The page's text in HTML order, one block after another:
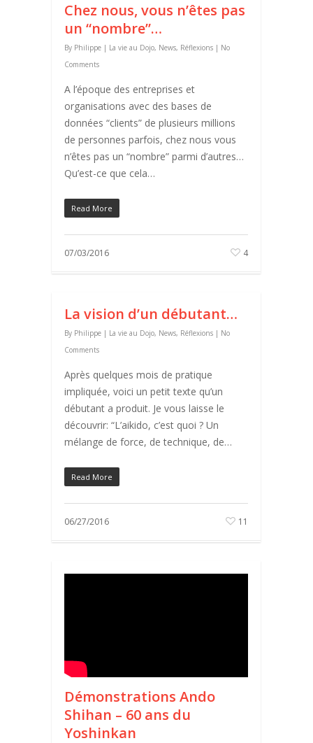
Chez nous, vous n’êtes pas
un “nombre”…
By Philippe | La vie au Dojo, News, Réflexions | No
Comments
A l’époque des entreprises et
organisations avec des bases de
données “clients” de plusieurs millions
de personnes parfois, chez nous vous
n’êtes pas un “nombre” parmi d’autres…
Qu’est-ce que cela…
Read More
07/03/2016 4
La vision d’un débutant…
By Philippe | La vie au Dojo, News, Réflexions | No
Comments
Après quelques mois de pratique
impliquée, voici un petit texte qu’un
débutant a produit. Je vous laisse le
découvrir: “L’aikido, c’est quoi ? Un
mélange de force, de technique, de…
Read More
06/27/2016 11
Démonstrations Ando
Shihan – 60 ans du
Yoshinkan